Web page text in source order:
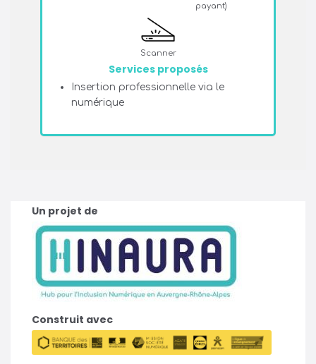
payant)
Scanner
Services proposés
Insertion professionnelle via le
numérique
Un projet de
Construit avec